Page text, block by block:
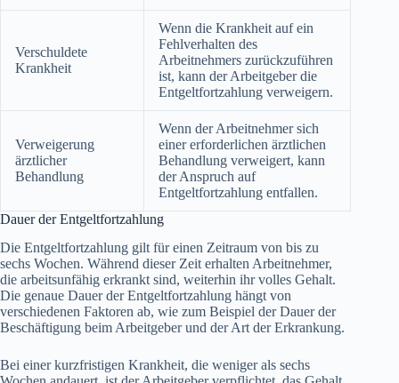
Verschuldete
Krankheit
Wenn die Krankheit auf ein
Fehlverhalten des
Arbeitnehmers zurückzuführen
ist, kann der Arbeitgeber die
Entgeltfortzahlung verweigern.
Verweigerung
ärztlicher
Behandlung
Wenn der Arbeitnehmer sich
einer erforderlichen ärztlichen
Behandlung verweigert, kann
der Anspruch auf
Entgeltfortzahlung entfallen.
Dauer der Entgeltfortzahlung
Die Entgeltfortzahlung gilt für einen Zeitraum von bis zu
sechs Wochen. Während dieser Zeit erhalten Arbeitnehmer,
die arbeitsunfähig erkrankt sind, weiterhin ihr volles Gehalt.
Die genaue Dauer der Entgeltfortzahlung hängt von
verschiedenen Faktoren ab, wie zum Beispiel der Dauer der
Beschäftigung beim Arbeitgeber und der Art der Erkrankung.
Bei einer kurzfristigen Krankheit, die weniger als sechs